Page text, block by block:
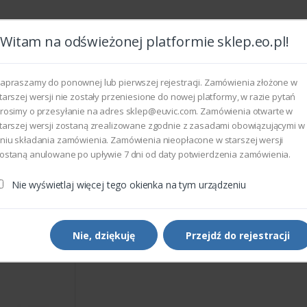
Witam na odświeżonej platformie sklep.eo.pl!
do ponownej lub pierwszej rejestracji. Zamówienia złożone w
wersji nie zostały przeniesione do nowej platformy, w razie pytań
o przesyłanie na adres sklep@euvic.com. Zamówienia otwarte w
wersji zostaną zrealizowane zgodnie z zasadami obowiązującymi w
składania zamówienia. Zamówienia nieopłacone w starszej wersji
anulowane po upływie 7 dni od daty potwierdzenia zamówienia.
Nie wyświetlaj więcej tego okienka na tym urządzeniu
Nie, dziękuję Przejdź do rejestracji
i kopiarek Kabel Xerox 962K41530
Części do drukarek i kopiarek
Kabel Xerox 962K41530